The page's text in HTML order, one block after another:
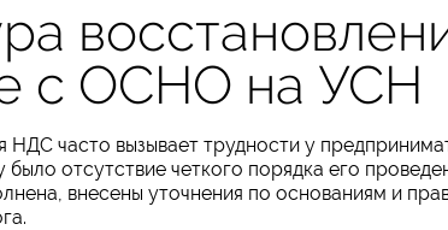
с ОСНО на УСН
НДС часто вызывает трудности у
отсутствие четкого порядка его
внесены уточнения по основаниям и